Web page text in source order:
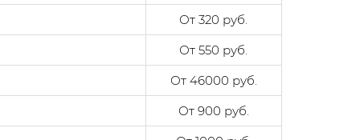
От 320 руб.
От 550 руб.
От 46000 руб.
От 900 руб.